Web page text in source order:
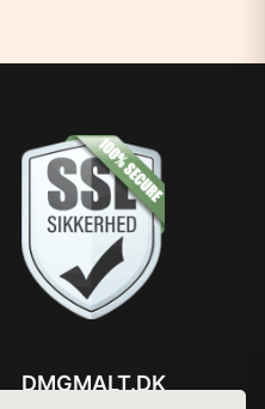
DMGMALT.DK